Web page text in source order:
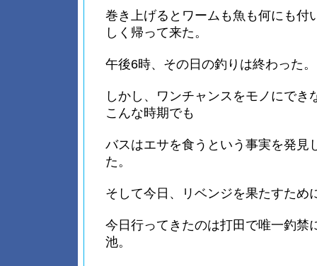
巻き上げるとワームも魚も何にも付
しく帰って来た。
午後6時、その日の釣りは終わった。
しかし、ワンチャンスをモノにでき
こんな時期でも
バスはエサを食うという事実を発見
た。
そして今日、リベンジを果たすため
今日行ってきたのは打田で唯一釣禁
池。